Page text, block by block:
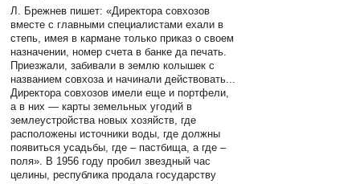
Л. Брежнев пишет: «Директора совхозов
вместе с главными специалистами ехали в
степь, имея в кармане только приказ о своем
назначении, номер счета в банке да печать.
Приезжали, забивали в землю колышек с
названием совхоза и начинали действовать...
Директора совхозов имели еще и портфели,
а в них — карты земельных угодий в
землеустройства новых хозяйств, где
расположены источники воды, где должны
появиться усадьбы, где – пастбища, а где –
поля». В 1956 году пробил звездный час
целины, республика продала государству